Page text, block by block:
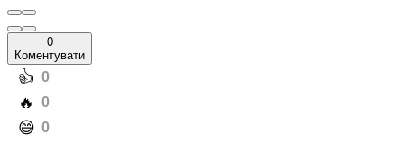
0
Коментувати
️👍 0
️🔥 0
️😄 0